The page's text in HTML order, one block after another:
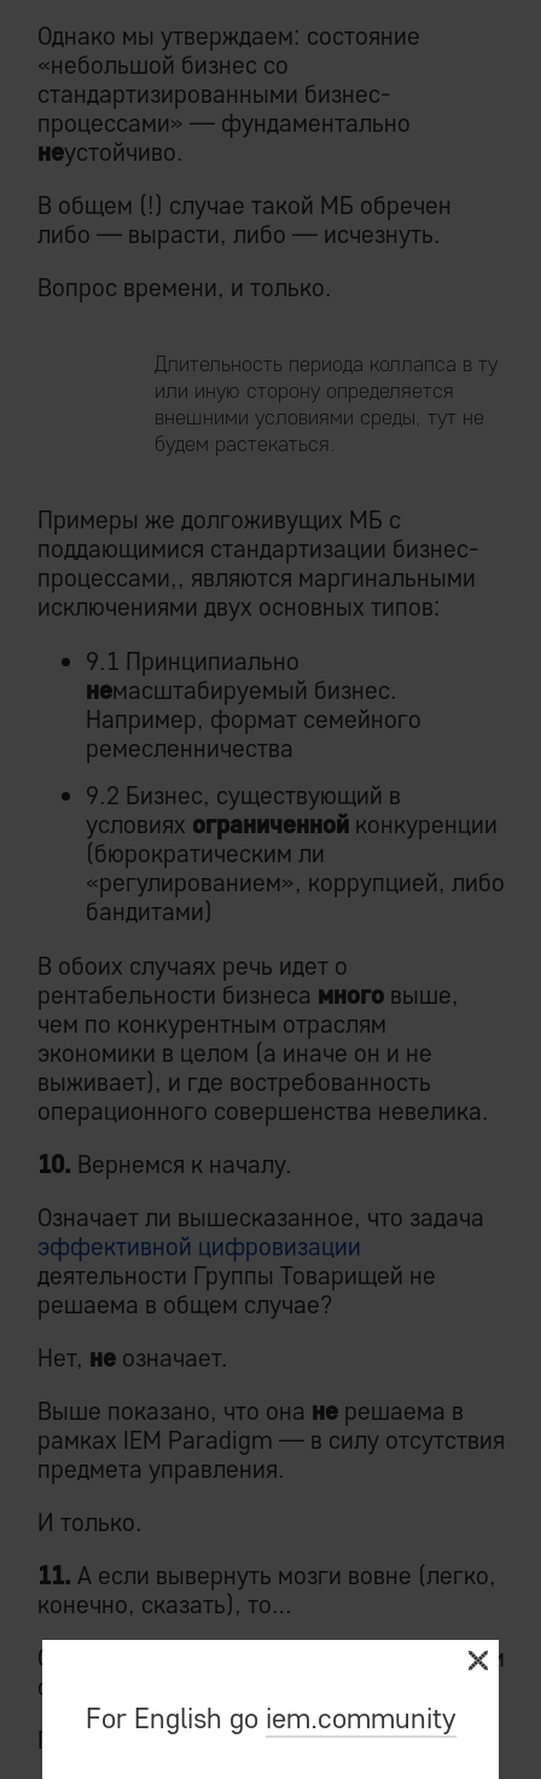
Однако мы утверждаем: состояние
«небольшой бизнес со
стандартизированными бизнес-
процессами» — фундаментально
неустойчиво.
В общем (!) случае такой МБ обречен
либо — вырасти, либо — исчезнуть.
Вопрос времени, и только.
Длительность периода коллапса в ту
или иную сторону определяется
внешними условиями среды, тут не
будем растекаться.
Примеры же долгоживущих МБ с
поддающимися стандартизации бизнес-
процессами,, являются маргинальными
исключениями двух основных типов:
9.1 Принципиально
немасштабируемый бизнес.
Например, формат семейного
ремесленничества
9.2 Бизнес, существующий в
условиях ограниченной конкуренции
(бюрократическим ли
«регулированием», коррупцией, либо
бандитами)
В обоих случаях речь идет о
рентабельности бизнеса много выше,
чем по конкурентным отраслям
экономики в целом (а иначе он и не
выживает), и где востребованность
операционного совершенства невелика.
10. Вернемся к началу.
Означает ли вышесказанное, что задача
эффективной цифровизации
деятельности Группы Товарищей не
решаема в общем случае?
Нет, не означает.
Выше показано, что она не решаема в
рамках IEM Paradigm — в силу отсутствия
предмета управления.
И только.
11. А если вывернуть мозги вовне (легко,
конечно, сказать), то…
Опустим маловдохновляющие выкладки, и
сразу к ответу.
Перспективным решением мы считаем:
For English go iem.community